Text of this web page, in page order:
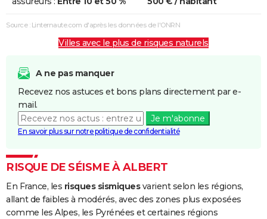
Source : Linternaute.com d'après les données de l'ONRN
Villes avec le plus de risques naturels
A ne pas manquer
Recevez nos astuces et bons plans directement par e-
mail.
Je m'abonne
En savoir plus sur notre politique de confidentialité
RISQUE DE SÉISME À ALBERT
En France, les risques sismiquesvarient selon les régions,
allant de faibles à modérés, avec des zones plus exposées
comme les Alpes, les Pyrénées et certaines régions